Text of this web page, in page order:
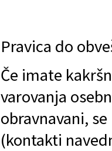
Pravica do
Če imate
varovanja
obravnavani,
(kontakti